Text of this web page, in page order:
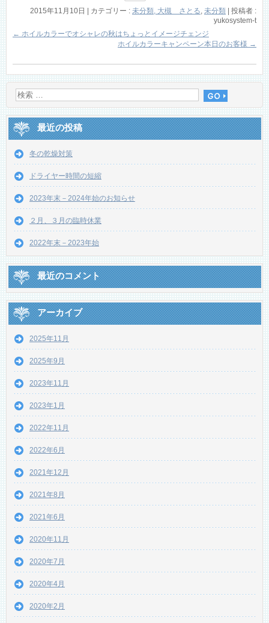
2015年11月10日 | カテゴリー : 未分類, 大槻 さとる 未分類 | 投稿者 :
yukosystem-t
← ホイルカラーでオシャレの秋はちょっとイメージチェンジ
ホイルカラーキャンペーン本日のお客様 →
最近の投稿
冬の乾燥対策
ドライヤー時間の短縮
2023年末－2024年始のお知らせ
２月、３月の臨時休業
2022年末－2023年始
最近のコメント
アーカイブ
2025年11月
2025年9月
2023年11月
2023年1月
2022年11月
2022年6月
2021年12月
2021年8月
2021年6月
2020年11月
2020年7月
2020年4月
2020年2月